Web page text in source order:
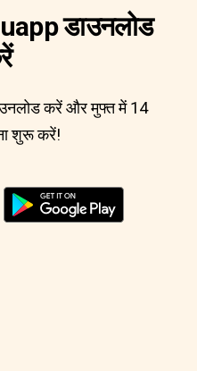
डाउनलोड
करें और मुफ्त में 14
शुरू करें!